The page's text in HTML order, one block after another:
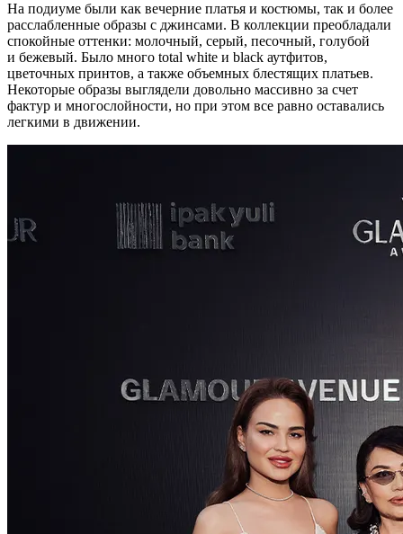
На подиуме были как вечерние платья и костюмы, так и более
расслабленные образы с джинсами. В коллекции преобладали
спокойные оттенки: молочный, серый, песочный, голубой
и бежевый. Было много total white и black аутфитов,
цветочных принтов, а также объемных блестящих платьев.
Некоторые образы выглядели довольно массивно за счет
фактур и многослойности, но при этом все равно оставались
легкими в движении.